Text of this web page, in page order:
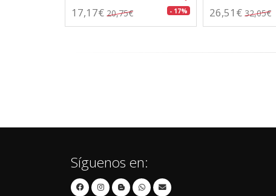
17,17€ 20,75€ - 17% 26,51€ 32,05€
Síguenos en: